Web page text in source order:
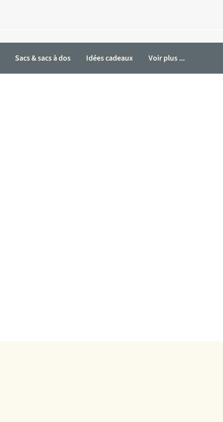
Sacs & sacs à dos Idées cadeaux Voir plus ...